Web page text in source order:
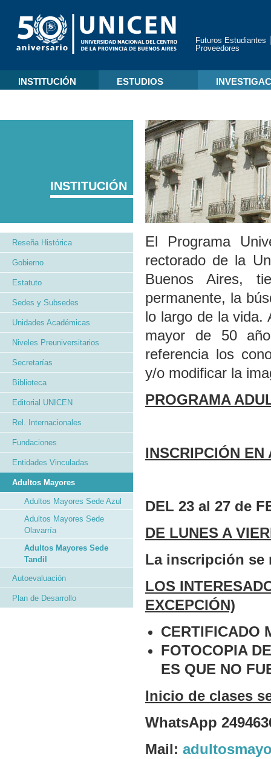
Futuros Estudiantes
Proveedores
INSTITUCIÓN ESTUDIOS
El Programa
rectorado de la
Buenos Aires,
permanente, la
lo largo de la vida.
mayor de 50
referencia los
y/o modificar la
PROGRAMA
INSCRIPCIÓN EN
DEL 23 al 27 de
DE LUNES A
La inscripción se
LOS
EXCEPCIÓN)
CERTIFICADO
FOTOCOPIA
ES QUE NO
Inicio de clases
WhatsApp
Mail:
INSTITUCIÓN
Reseña Histórica
Gobierno
Estatuto
Sedes y Subsedes
Unidades Académicas
Niveles Preuniversitarios
Secretarías
Biblioteca
Editorial UNICEN
Rel. Internacionales
Fundaciones
Entidades Vinculadas
Adultos Mayores
Adultos Mayores Sede Azul
Adultos Mayores Sede
Olavarría
Adultos Mayores Sede
Tandil
Autoevaluación
Plan de Desarrollo